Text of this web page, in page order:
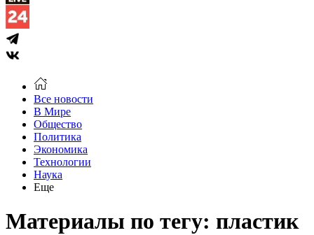
Все новости
В Мире
Общество
Политика
Экономика
Технологии
Наука
Еще
Материалы по тегу: пластик